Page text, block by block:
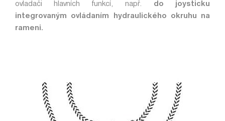
ovladači hlavních funkcí, např. do joysticku
integrovaným ovládaním hydraulického okruhu na
rameni.